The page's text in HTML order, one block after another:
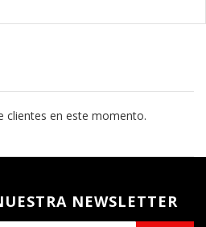
clientes en este momento.
NEWSLETTER